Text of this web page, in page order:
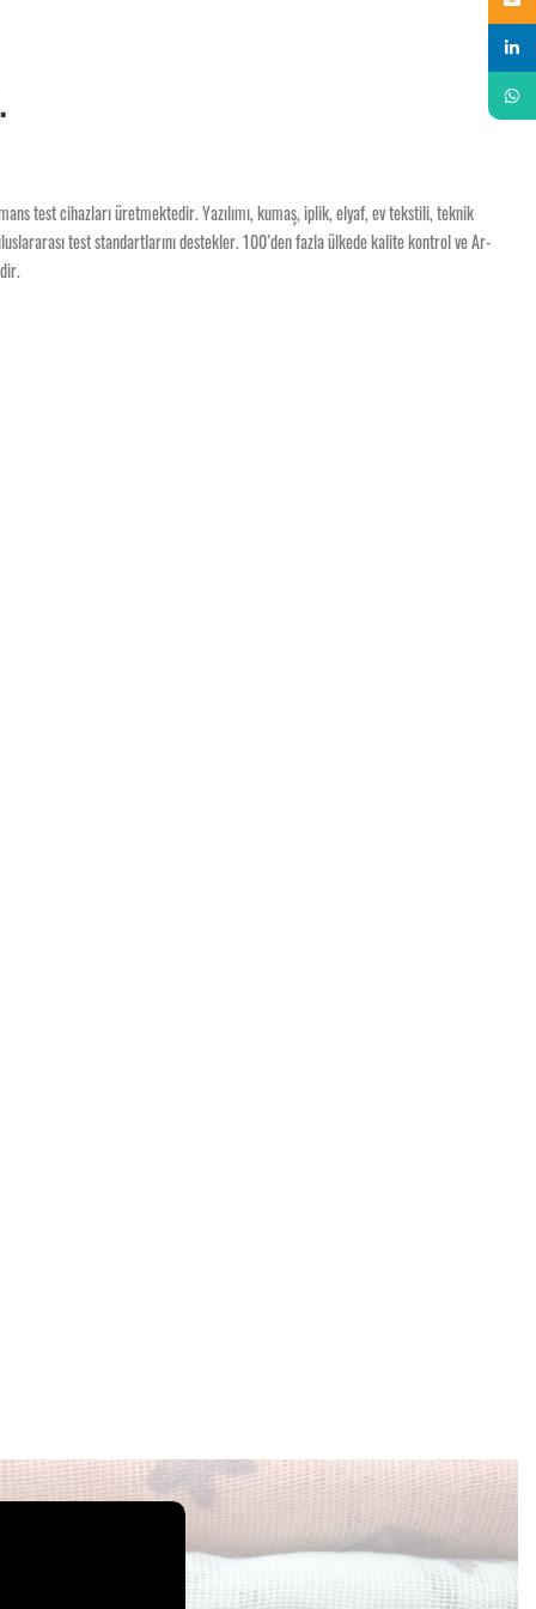
test cihazları üretmektedir. Yazılımı, kumaş, iplik, elyaf, ev tekstili, teknik
test standartlarını destekler. 100’den fazla ülkede kalite kontrol ve Ar-